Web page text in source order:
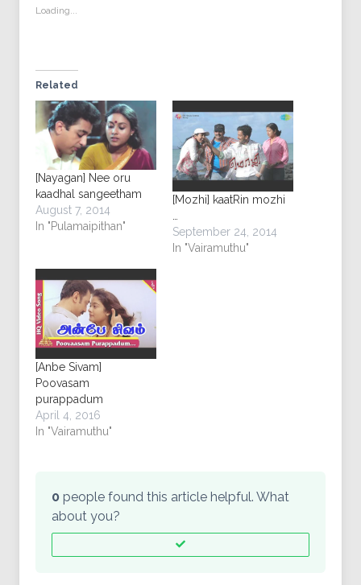
window)
Loading...
Related
[Nayagan] Nee oru
kaadhal sangeetham
August 7, 2014
In "Pulamaipithan"
[Mozhi] kaatRin mozhi
September 24, 2014
In "Vairamuthu"
[Anbe Sivam]
Poovasam
purappadum
April 4, 2016
In "Vairamuthu"
0 people found this article helpful. What
about you?